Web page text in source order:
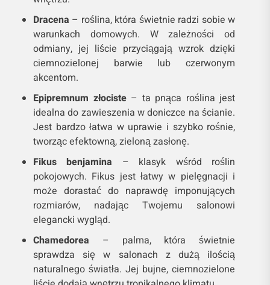
Sansewieria– znana również jako wężownica,
to roślina, która nie wymaga szczególnej
opieki. Z jej charakterystycznymi, sztywnymi
liśćmi doda nowoczesnego akcentu każdemu
wnętrzu.
Dracena– roślina, która świetnie radzi sobie w
warunkach domowych. W zależności od
odmiany, jej liście przyciągają wzrok dzięki
ciemnozielonej barwie lub czerwonym
akcentom.
Epipremnum złociste– ta pnąca roślina jest
idealna do zawieszenia w doniczce na ścianie.
Jest bardzo łatwa w uprawie i szybko rośnie,
tworząc efektowną, zieloną zasłonę.
Fikus benjamina
– klasyk wśród roślin
pokojowych. Fikus jest łatwy w pielęgnacji i
może dorastać do naprawdę imponujących